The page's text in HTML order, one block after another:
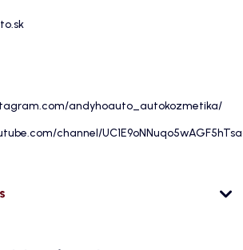
andyhoauto_autokozmetika/
channel/